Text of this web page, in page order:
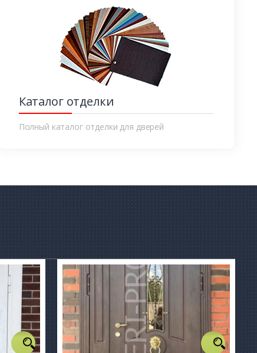
Каталог отделки
Полный каталог отделки для дверей